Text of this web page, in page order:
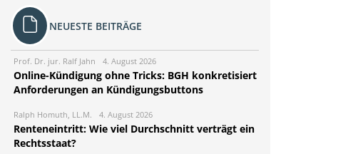
NEUESTE BEITRÄGE
Prof. Dr. jur. Ralf Jahn 4. August 2026
Online-Kündigung ohne Tricks: BGH konkretisiert
Anforderungen an Kündigungsbuttons
Ralph Homuth, LL.M. 4. August 2026
Renteneintritt: Wie viel Durchschnitt verträgt ein
Rechtsstaat?